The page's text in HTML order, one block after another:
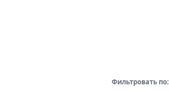
Фильтровать по: